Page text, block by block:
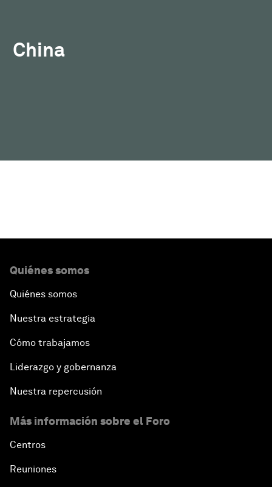
China
Quiénes somos
Quiénes somos
Nuestra estrategia
Cómo trabajamos
Liderazgo y gobernanza
Nuestra repercusión
Más información sobre el Foro
Centros
Reuniones